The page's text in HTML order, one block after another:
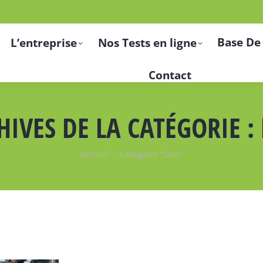
L’entreprise Nos Tests en ligne Base
Contact
DE LA CATÉGORIE :
Vous êtes ici :
Accueil Catégorie "DIsc"